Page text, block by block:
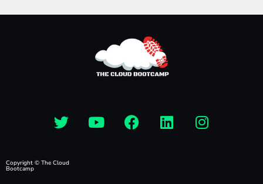
Copyright © The Cloud
Bootcamp